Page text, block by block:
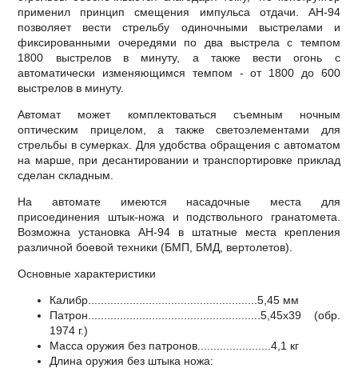
применил принцип смещения импульса отдачи. АН-94
позволяет вести стрельбу одиночными выстрелами и
фиксированными очередями по два выстрела с темпом
1800 выстрелов в минуту, а также вести огонь с
автоматически изменяющимся темпом - от 1800 до 600
выстрелов в минуту.
Автомат может комплектоваться съемным ночным
оптическим прицелом, а также светоэлементами для
стрельбы в сумерках. Для удобства обращения с автоматом
на марше, при десантировании и транспортировке приклад
сделан складным.
На автомате имеются насадочные места для
присоединения штык-ножа и подствольного гранатомета.
Возможна установка АН-94 в штатные места крепления
различной боевой техники (БМП, БМД, вертолетов).
Основные характеристики
Калибр.....................................................5,45 мм
Патрон......................................................5,45х39 (обр.
1974 г.)
Масса оружия без патронов.......................4,1 кг
Длина оружия без штыка ножа: